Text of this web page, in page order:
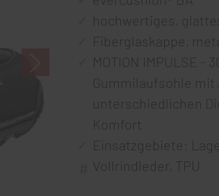
hochwertiges,
Fiberglaskappe,
MOTION IMPULSE
Gummilaufsohle mit
unterschiedlichen
Komfort
Einsatzgebiete:
Vollrindleder, TPU